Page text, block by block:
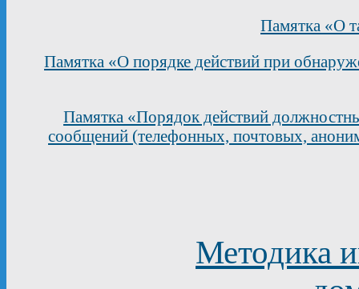
Памятка «О
Памятка «О порядке действий при
Памятка «Порядок действий
сообщений (телефонных, почтовых,
Методика